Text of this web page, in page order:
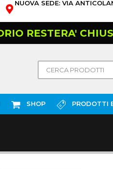
NUOVA SEDE: VIA
RESTERA'
SHOP PRODOTTI